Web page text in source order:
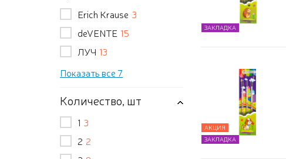
Erich Krause 3
deVENTE 15
ЛУЧ 13
Показать все 7
Количество, шт
1 3
2 2
ЗАКЛАДКА
АКЦИЯ
ЗАКЛАДКА